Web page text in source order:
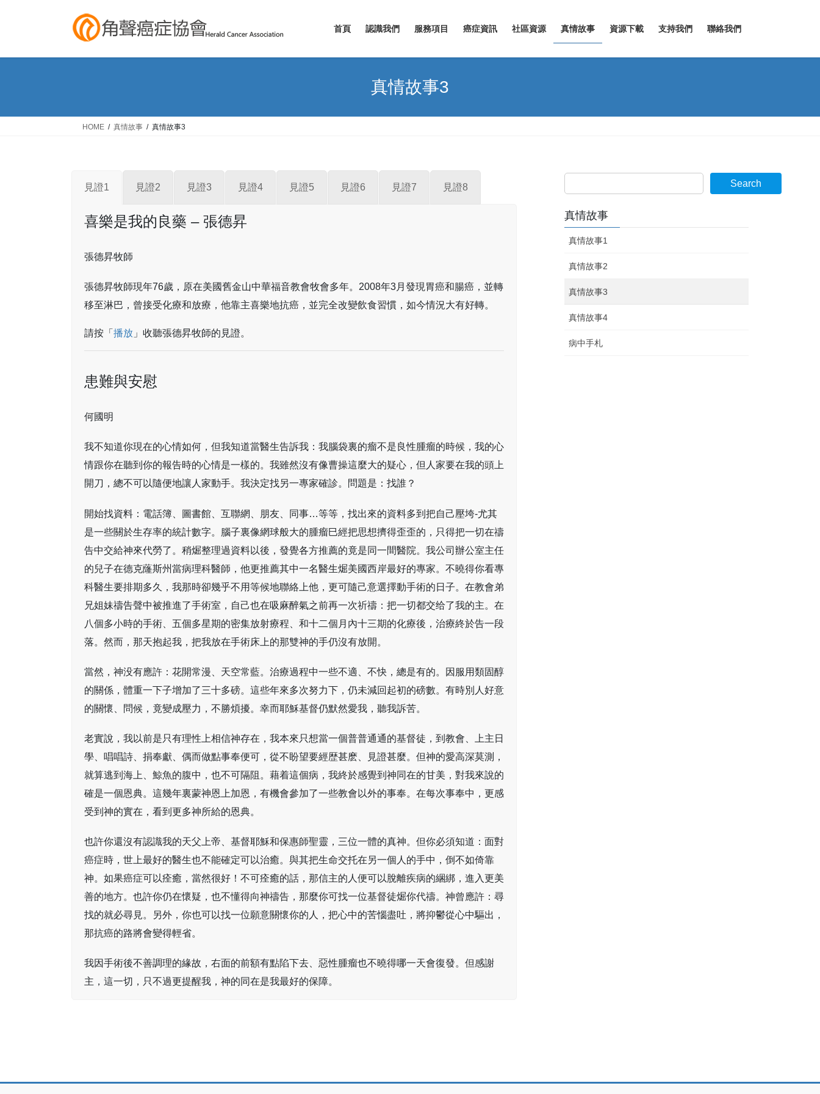
首頁 認識我們 服務項目 癌症資訊 社區資源 真情故事 資源下載 支持我們 聯絡我們
真情故事3
HOME 真情故事 真情故事3
見證1 見證2 見證3 見證4 見證5 見證6 見證7 見證8
喜樂是我的良藥 – 張德昇
張德昇牧師
張德昇牧師現年76歲，原在美國舊金山中華福音教會牧會多年。2008年3月發現胃癌和腸癌，並轉
移至淋巴，曾接受化療和放療，他靠主喜樂地抗癌，並完全改變飲食習慣，如今情況大有好轉。
請按「 播放 」收聽張德昇牧師的見證。
患難與安慰
何國明
我不知道你現在的心情如何，但我知道當醫生告訴我：我腦袋裏的瘤不是良性腫瘤的時候，我的心
情跟你在聽到你的報告時的心情是一樣的。我雖然沒有像曹操這麼大的疑心，但人家要在我的頭上
開刀，總不可以隨便地讓人家動手。我決定找另一專家確診。問題是：找誰？
開始找資料：電話簿、圖書館、互聯網、朋友、同事…等等，找出來的資料多到把自己壓垮-尤其
是一些關於生存率的統計數字。腦子裏像網球般大的腫瘤巳經把思想擠得歪歪的，只得把一切在禱
告中交給神來代勞了。稍煀整理過資料以後，發覺各方推薦的竟是同一間醫院。我公司辦公室主任
的兒子在德克蕯斯州當病理科醫師，他更推薦其中一名醫生煀美國西岸最好的專家。不曉得你看專
科醫生要排期多久，我那時卻幾乎不用等候地聯絡上他，更可隨己意選擇動手術的日子。在教會弟
兄姐妹禱告聲中被推進了手術室，自己也在吸麻醉氣之前再一次祈禱：把一切都交给了我的主。在
八個多小時的手術、五個多星期的密集放射療程、和十二個月內十三期的化療後，治療終於告一段
落。然而，那天抱起我，把我放在手術床上的那雙神的手仍沒有放開。
當然，神没有應許：花開常漫、天空常藍。治療過程中一些不適、不快，總是有的。因服用類固醇
的關係，體重一下子增加了三十多磅。這些年來多次努力下，仍未減回起初的磅數。有時別人好意
的關懷、問候，竟變成壓力，不勝煩擾。幸而耶穌基督仍默然愛我，聽我訴苦。
老實說，我以前是只有理性上相信神存在，我本來只想當一個普普通通的基督徒，到教會、上主日
學、唱唱詩、捐奉獻、偶而做點事奉便可，從不盼望要經歴甚麽、見證甚麼。但神的愛高深莫測，
就算逃到海上、鯨魚的腹中，也不可隔阻。藉着這個病，我終於感覺到神同在的甘美，對我來說的
確是一個恩典。這幾年裏蒙神恩上加恩，有機會參加了一些教會以外的事奉。在每次事奉中，更感
受到神的實在，看到更多神所給的恩典。
也許你還沒有認識我的天父上帝、基督耶穌和保惠師聖靈，三位一體的真神。但你必須知道：面對
癌症時，世上最好的醫生也不能確定可以治癒。與其把生命交托在另一個人的手中，倒不如倚靠
神。如果癌症可以痊癒，當然很好！不可痊癒的話，那信主的人便可以脫離疾病的綑綁，進入更美
善的地方。也許你仍在懷疑，也不懂得向神禱告，那麼你可找一位基督徒煀你代禱。神曾應許：尋
找的就必尋見。另外，你也可以找一位願意關懷你的人，把心中的苦惱盡吐，將抑鬱從心中驅出，
那抗癌的路將會變得輕省。
我因手術後不善調理的緣故，右面的前額有點陷下去、惡性腫瘤也不曉得哪一天會復發。但感謝
主，這一切，只不過更提醒我，神的同在是我最好的保障。
Search
真情故事
真情故事1
真情故事2
真情故事3
真情故事4
病中手札